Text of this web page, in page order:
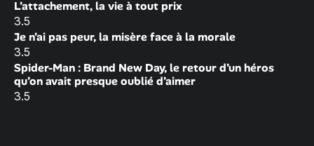
L’attachement, la vie à tout prix
3.5
Je n’ai pas peur, la misère face à la morale
3.5
Spider-Man : Brand New Day, le retour d’un héros
qu’on avait presque oublié d’aimer
3.5